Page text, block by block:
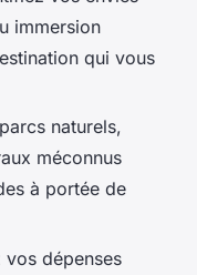
immersion
qui vous
naturels,
méconnus
à portée de
vos dépenses